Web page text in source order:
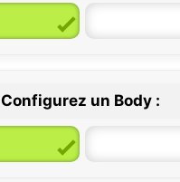
Configurez un Body :